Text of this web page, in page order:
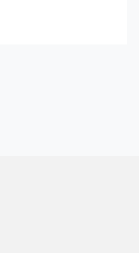
kdo se
a touží ho